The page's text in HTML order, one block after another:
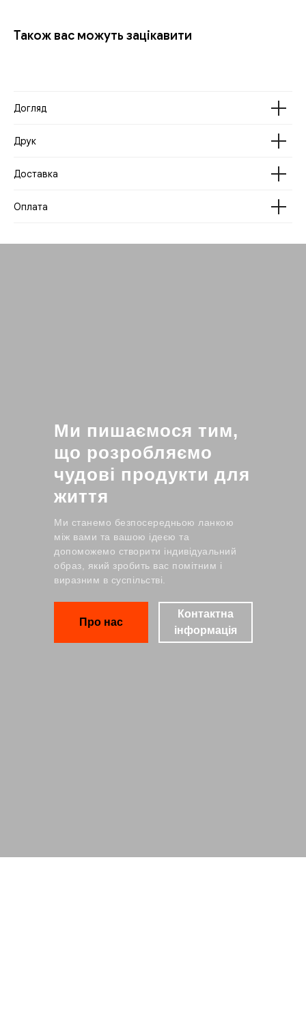
Також вас можуть зацікавити
Догляд
Друк
Доставка
Оплата
Ми пишаємося тим,
що розробляємо
чудові продукти для
життя
Ми станемо безпосередньою ланкою
між вами та вашою ідеєю та
допоможемо створити індивідуальний
образ, який зробить вас помітним і
виразним в суспільстві.
Про нас
Контактна
інформація